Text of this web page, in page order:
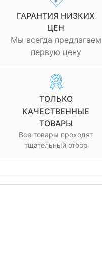
ГАРАНТИЯ НИЗКИХ
ЦЕН
Мы всегда предлагаем
первую цену
ТОЛЬКО
КАЧЕСТВЕННЫЕ
ТОВАРЫ
Все товары проходят
тщательный отбор